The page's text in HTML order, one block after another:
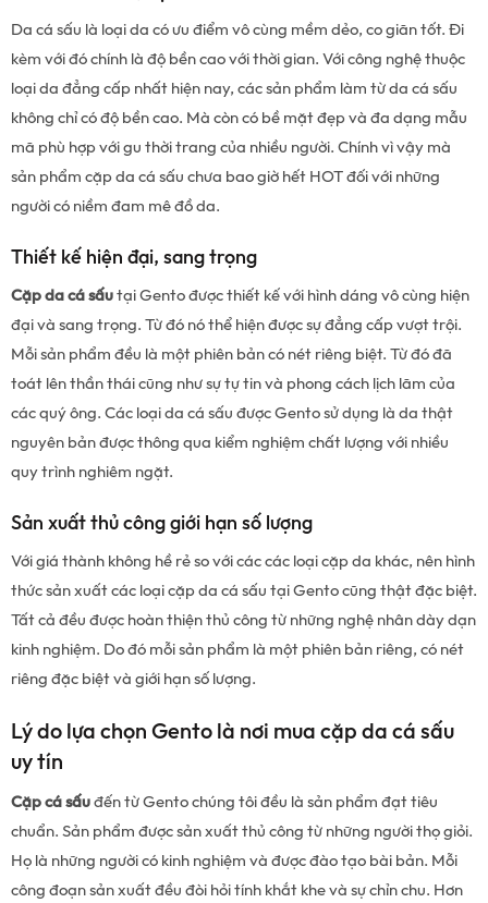
Da cá sấu là loại da có ưu điểm vô cùng mềm dẻo, co giãn tốt. Đi
kèm với đó chính là độ bền cao với thời gian. Với công nghệ thuộc
loại da đẳng cấp nhất hiện nay, các sản phẩm làm từ da cá sấu
không chỉ có độ bền cao. Mà còn có bề mặt đẹp và đa dạng mẫu
mã phù hợp với gu thời trang của nhiều người. Chính vì vậy mà
sản phẩm cặp da cá sấu chưa bao giờ hết HOT đối với những
người có niềm đam mê đồ da.
Thiết kế hiện đại, sang trọng
Cặp da cá sấutại Gento được thiết kế với hình dáng vô cùng hiện
đại và sang trọng. Từ đó nó thể hiện được sự đẳng cấp vượt trội.
Mỗi sản phẩm đều là một phiên bản có nét riêng biệt. Từ đó đã
toát lên thần thái cũng như sự tự tin và phong cách lịch lãm của
các quý ông. Các loại da cá sấu được Gento sử dụng là da thật
nguyên bản được thông qua kiểm nghiệm chất lượng với nhiều
quy trình nghiêm ngặt.
Sản xuất thủ công giới hạn số lượng
Với giá thành không hề rẻ so với các các loại cặp da khác, nên hình
thức sản xuất các loại cặp da cá sấu tại Gento cũng thật đặc biệt.
Tất cả đều được hoàn thiện thủ công từ những nghệ nhân dày dạn
kinh nghiệm. Do đó mỗi sản phẩm là một phiên bản riêng, có nét
riêng đặc biệt và giới hạn số lượng.
Lý do lựa chọn Gento là nơi mua cặp da cá sấu
uy tín
Cặp cá sấuđến từ Gento chúng tôi đều là sản phẩm đạt tiêu
chuẩn. Sản phẩm được sản xuất thủ công từ những người thọ giỏi.
Họ là những người có kinh nghiệm và được đào tạo bài bản. Mỗi
công đoạn sản xuất đều đòi hỏi tính khắt khe và sự chỉn chu. Hơn